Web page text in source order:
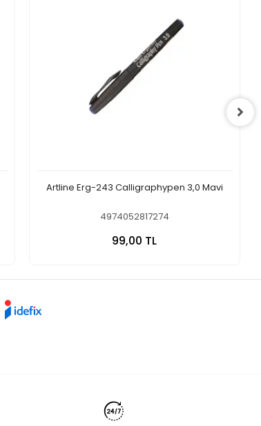
Artline Erg-243 Calligraphypen 3,0 Mavi
4974052817274
99,00 TL